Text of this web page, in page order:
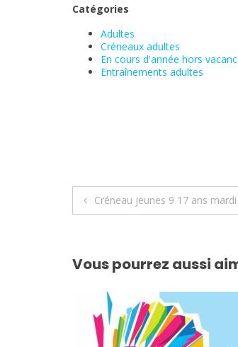
Catégories
Adultes
Créneaux adultes
En cours d'année hors
Entraînements adultes
Navigation
l’article
Créneau jeunes 9 17 ans
Vous pourrez aussi